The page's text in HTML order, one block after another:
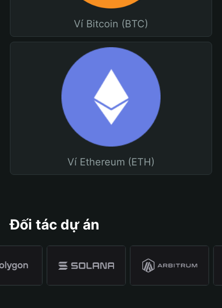
Ví Bitcoin (BTC)
Ví Ethereum (ETH)
Đối tác dự án